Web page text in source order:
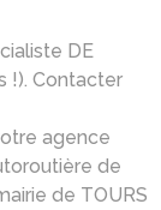
DE
!). Contacter
agence
de
de TOURS